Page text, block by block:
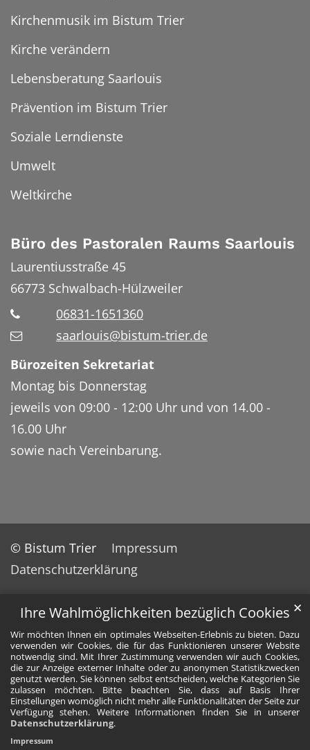
Ihre Wahlmöglichkeiten bezüglich Cookies
Wir möchten Ihnen ein optimales Webseiten-Erlebnis zu bieten. Dazu
verwenden wir Cookies, die für das Funktionieren unserer Website
notwendig sind. Mit Ihrer Zustimmung verwenden wir auch Cookies,
die zur Anzeige externer Inhalte oder zu anonymen Statistikzwecken
genutzt werden. Sie können selbst entscheiden, welche Kategorien Sie
zulassen möchten. Bitte beachten Sie, dass auf Basis Ihrer
Einstellungen womöglich nicht mehr alle Funktionalitäten der Seite zur
Verfügung stehen. Weitere Informationen finden Sie in unserer
Datenschutzerklärung.
✕
Impressum
Kirchenmusik im Bistum Trier
Kirche verändern
Lebensberatung Saarlouis
Prävention im Bistum Trier
Soziale Lerndienste
Umwelt
Weltkirche
Büro des Pastoralen Raums Saarlouis
Laurentiusstraße 45
66773 Schwalbach-Hülzweiler
06831-1651360
saarlouis@bistum-trier.de
Bürozeiten Sekretariat
Montag bis Donnerstag
jeweils von 09:00 - 12:00 Uhr und von 14.00 -
16.00 Uhr
sowie nach Vereinbarung.
© Bistum Trier
Impressum
Datenschutzerklärung